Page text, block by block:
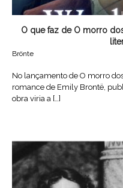
O que faz de O morro
Brönte
No lançamento de O morro
romance de Emily Brontë,
obra viria a […]